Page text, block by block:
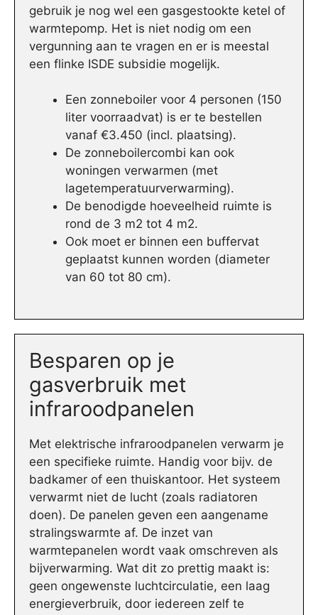
gebruik je nog wel een gasgestookte ketel of
warmtepomp. Het is niet nodig om een
vergunning aan te vragen en er is meestal
een flinke ISDE subsidie mogelijk.
Een zonneboiler voor 4 personen (150
liter voorraadvat) is er te bestellen
vanaf €3.450 (incl. plaatsing).
De zonneboilercombi kan ook
woningen verwarmen (met
lagetemperatuurverwarming).
De benodigde hoeveelheid ruimte is
rond de 3 m2 tot 4 m2.
Ook moet er binnen een buffervat
geplaatst kunnen worden (diameter
van 60 tot 80 cm).
Besparen op je
gasverbruik met
infraroodpanelen
Met elektrische infraroodpanelen verwarm je
een specifieke ruimte. Handig voor bijv. de
badkamer of een thuiskantoor. Het systeem
verwarmt niet de lucht (zoals radiatoren
doen). De panelen geven een aangename
stralingswarmte af. De inzet van
warmtepanelen wordt vaak omschreven als
bijverwarming. Wat dit zo prettig maakt is:
geen ongewenste luchtcirculatie, een laag
energieverbruik, door iedereen zelf te